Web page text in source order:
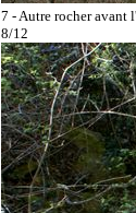
7 - Autre rocher avant
8/12